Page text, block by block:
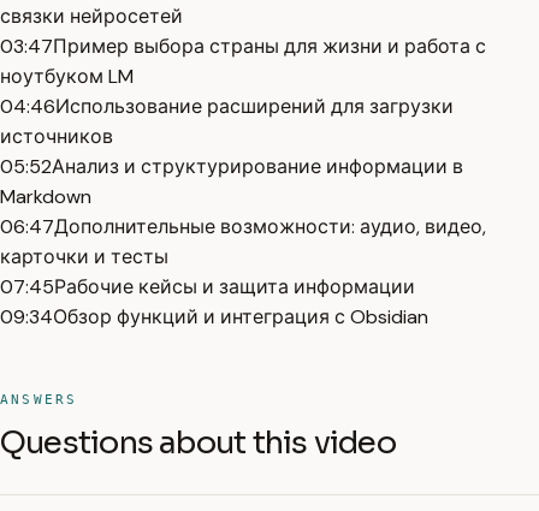
связки нейросетей
03:47Пример выбора страны для жизни и работа с
ноутбуком LM
04:46Использование расширений для загрузки
источников
05:52Анализ и структурирование информации в
Markdown
06:47Дополнительные возможности: аудио, видео,
карточки и тесты
07:45Рабочие кейсы и защита информации
09:34Обзор функций и интеграция с Obsidian
ANSWERS
Questions about this video